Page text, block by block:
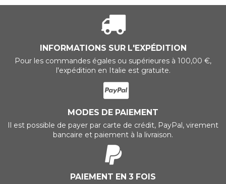
INFORMATIONS SUR L'EXPÉDITION
Pour les commandes égales ou supérieures à 100,00 €,
l'expédition en Italie est gratuite.
MODES DE PAIEMENT
Il est possible de payer par carte de crédit, PayPal, virement
bancaire et paiement à la livraison.
PAIEMENT EN 3 FOIS